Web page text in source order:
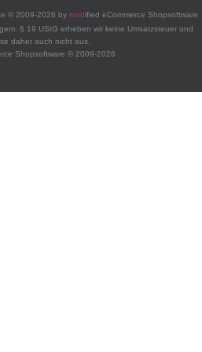
© 2009-2026 by modified eCommerce Shopsoftware
§ 19 UStG erheben wir keine Umsatzsteuer und
daher auch nicht aus.
Shopsoftware © 2009-2026